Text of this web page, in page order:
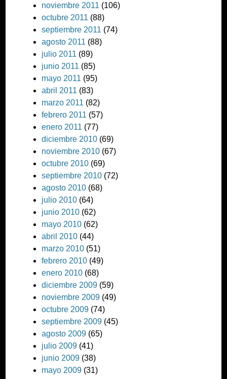
noviembre 2011 (106)
octubre 2011 (88)
septiembre 2011 (74)
agosto 2011 (88)
julio 2011 (89)
junio 2011 (85)
mayo 2011 (95)
abril 2011 (83)
marzo 2011 (82)
febrero 2011 (57)
enero 2011 (77)
diciembre 2010 (69)
noviembre 2010 (67)
octubre 2010 (69)
septiembre 2010 (72)
agosto 2010 (68)
julio 2010 (64)
junio 2010 (62)
mayo 2010 (62)
abril 2010 (44)
marzo 2010 (51)
febrero 2010 (49)
enero 2010 (68)
diciembre 2009 (59)
noviembre 2009 (49)
octubre 2009 (74)
septiembre 2009 (45)
agosto 2009 (65)
julio 2009 (41)
junio 2009 (38)
mayo 2009 (31)